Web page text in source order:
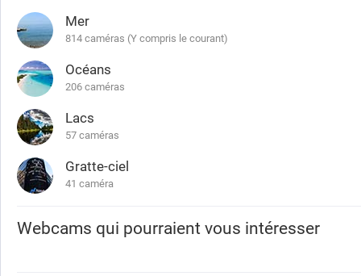
Mer
814 caméras (Y compris le courant)
Océans
206 caméras
Lacs
57 caméras
Gratte-ciel
41 caméra
Webcams qui pourraient vous intéresser